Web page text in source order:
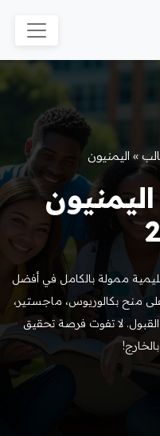
» اليمنيون
ممولة بالكامل في أفضل
منح بكالوريوس، ماجستير،
لا تفوت فرصة تحقيق